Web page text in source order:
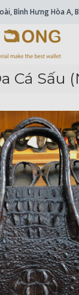
Bình Hưng Hòa A,
Cá Sấu